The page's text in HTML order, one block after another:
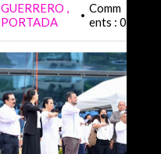
GUERRERO
PORTADA
• Comm
ents : 0